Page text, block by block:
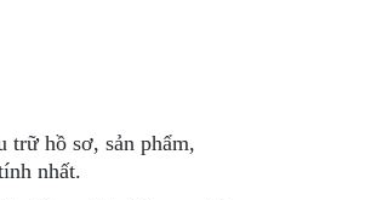
hồ sơ, sản phẩm,
nhất.